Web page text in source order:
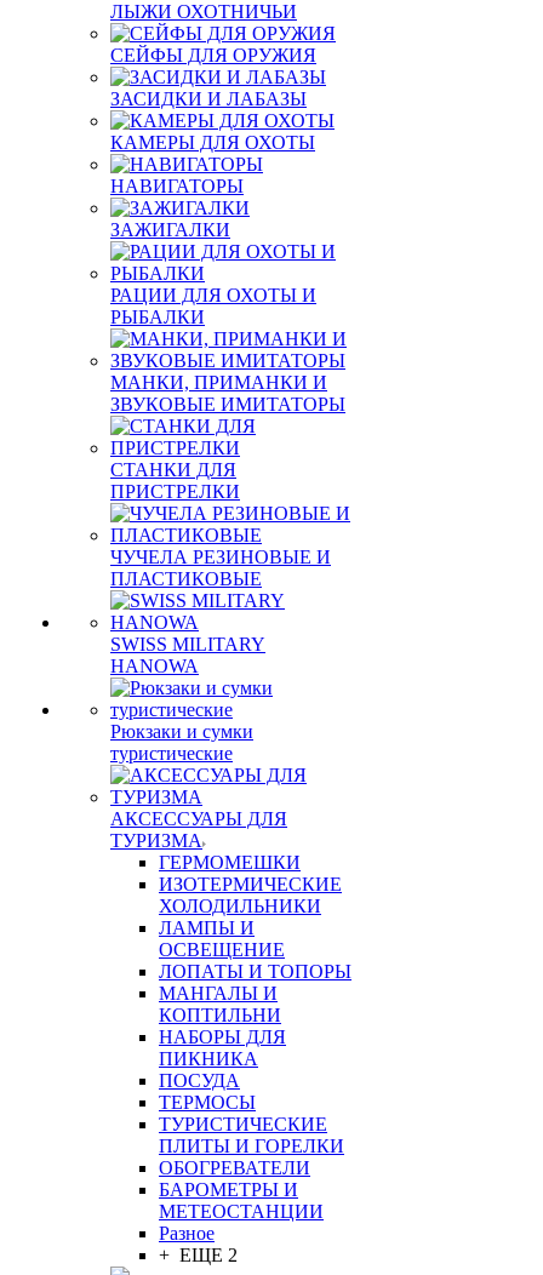
ЛЫЖИ ОХОТНИЧЬИ
СЕЙФЫ ДЛЯ ОРУЖИЯ
ЗАСИДКИ И ЛАБАЗЫ
КАМЕРЫ ДЛЯ ОХОТЫ
НАВИГАТОРЫ
ЗАЖИГАЛКИ
РАЦИИ ДЛЯ ОХОТЫ И
РЫБАЛКИ
МАНКИ, ПРИМАНКИ И
ЗВУКОВЫЕ ИМИТАТОРЫ
СТАНКИ ДЛЯ
ПРИСТРЕЛКИ
ЧУЧЕЛА РЕЗИНОВЫЕ И
ПЛАСТИКОВЫЕ
SWISS MILITARY
HANOWA
Рюкзаки и сумки
туристические
АКСЕССУАРЫ ДЛЯ
ТУРИЗМА
ГЕРМОМЕШКИ
ИЗОТЕРМИЧЕСКИЕ
ХОЛОДИЛЬНИКИ
ЛАМПЫ И
ОСВЕЩЕНИЕ
ЛОПАТЫ И ТОПОРЫ
МАНГАЛЫ И
КОПТИЛЬНИ
НАБОРЫ ДЛЯ
ПИКНИКА
ПОСУДА
ТЕРМОСЫ
ТУРИСТИЧЕСКИЕ
ПЛИТЫ И ГОРЕЛКИ
ОБОГРЕВАТЕЛИ
БАРОМЕТРЫ И
МЕТЕОСТАНЦИИ
Разное
+ ЕЩЕ 2